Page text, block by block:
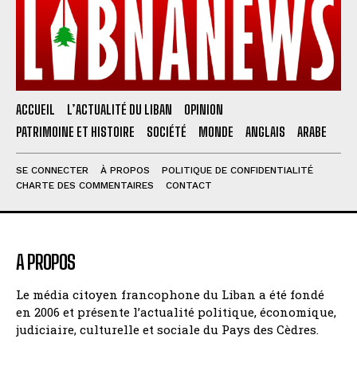
ACCUEIL L’ACTUALITÉ DU LIBAN
OPINION
PATRIMOINE ET HISTOIRE
SOCIÉTÉ MONDE ANGLAIS ARABE
SE CONNECTER À PROPOS
POLITIQUE DE CONFIDENTIALITÉ
CHARTE DES COMMENTAIRES
CONTACT
A PROPOS
Le média citoyen francophone du Liban a été fondé
en 2006 et présente l’actualité politique, économique,
judiciaire, culturelle et sociale du Pays des Cèdres.